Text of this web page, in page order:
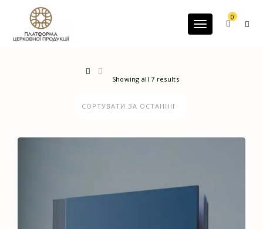
G-60JZFMNRBC
Toggle
0
Showing all 7 results